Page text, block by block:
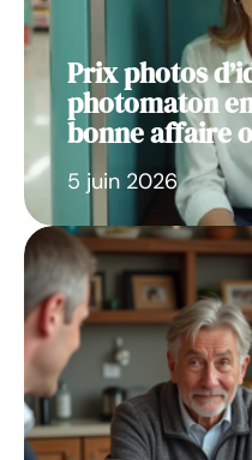
Prix photos
photomaton
bonne affaire
5 juin 2026